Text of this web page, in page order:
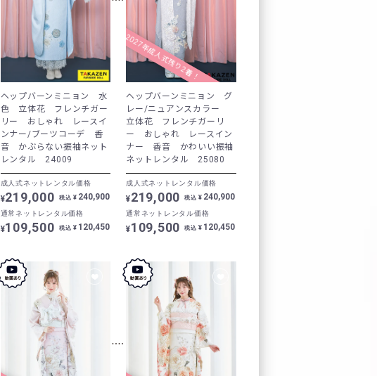
ヘップバーンミニョン 水
色 立体花 フレンチガー
リー おしゃれ レースイ
ンナー/ブーツコーデ 香
音 かぶらない振袖ネット
レンタル 24009
成人式ネットレンタル価格
¥219,000 税込 ¥ 240,900
通常ネットレンタル価格
¥109,500 税込 ¥ 120,450
2027年成人式残り2着！
ヘップバーンミニョン グ
レー/ニュアンスカラー
立体花 フレンチガーリ
ー おしゃれ レースイン
ナー 香音 かわいい振袖
ネットレンタル 25080
成人式ネットレンタル価格
¥219,000 税込 ¥ 240,900
通常ネットレンタル価格
¥109,500 税込 ¥ 120,450